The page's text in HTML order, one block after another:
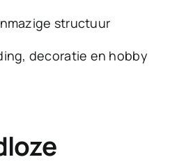
structuur
decoratie en hobby